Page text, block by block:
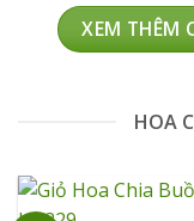
XEM THÊM
HOA